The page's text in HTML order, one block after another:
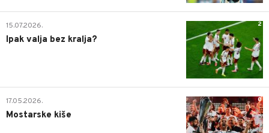
2
15.07.2026.
Ipak valja bez kralja?
0
17.05.2026.
Mostarske kiše